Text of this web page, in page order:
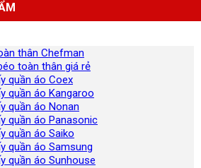
thân Chefman
toàn thân giá rẻ
quần áo Coex
quần áo Kangaroo
quần áo Nonan
quần áo Panasonic
quần áo Saiko
quần áo Samsung
quần áo Sunhouse